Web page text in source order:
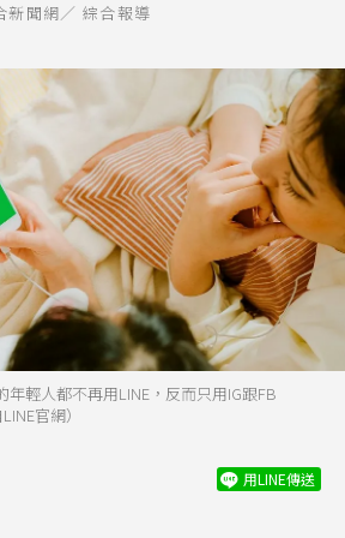
新聞網／ 綜合報導
輕人都不再用LINE，反而只用IG跟FB
官網）
用LINE傳送